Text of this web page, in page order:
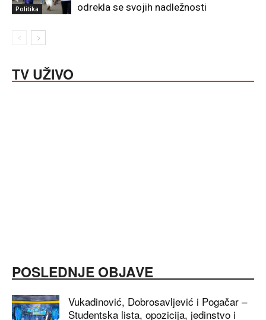
Politika
odrekla se svojih nadležnosti
TV UŽIVO
POSLEDNJE OBJAVE
Vukadinović, Dobrosavljević i Pogačar –
Studentska lista, opozicija, jedinstvo i